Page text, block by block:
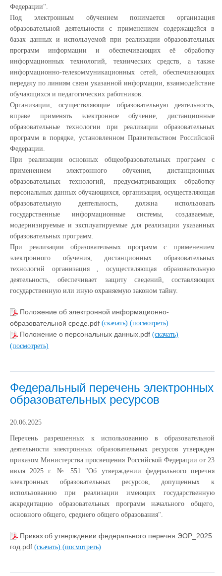
Федерации".
Под электронным обучением понимается организация
образовательной деятельности с применением содержащейся в
базах данных и используемой при реализации образовательных
программ информации и обеспечивающих её обработку
информационных технологий, технических средств, а также
информационно-телекоммуникационных сетей, обеспечивающих
передачу по линиям связи указанной информации, взаимодействие
обучающихся и педагогических работников.
Организации, осуществляющие образовательную деятельность,
вправе применять электронное обучение, дистанционные
образовательные технологии при реализации образовательных
программ в порядке, установленном Правительством Российской
Федерации.
При реализации основных общеобразовательных программ с
применением электронного обучения, дистанционных
образовательных технологий, предусматривающих обработку
персональных данных обучающихся, организация, осуществляющая
образовательную деятельность, должна использовать
государственные информационные системы, создаваемые,
модернизируемые и эксплуатируемые для реализации указанных
образовательных программ.
При реализации образовательных программ с применением
электронного обучения, дистанционных образовательных
технологий организация , осуществляющая образовательную
деятельность, обеспечивает защиту сведений, составляющих
государственную или иную охраняемую законом тайну.
Положение об электронной информационно-
образовательной среде.pdf (скачать) (посмотреть)
Положение о персональных данных.pdf (скачать)
(посмотреть)
Федеральный перечень электронных
образовательных ресурсов
20.06.2025
Перечень разрешенных к использованию в образовательной
деятельности электронных образовательных ресурсов утвержден
приказом Министерства просвещения Российской Федерации от 23
июля 2025 г. № 551 "Об утверждении федерального перечня
электронных образовательных ресурсов, допущенных к
использованию при реализации имеющих государственную
аккредитацию образовательных программ начального общего,
основного общего, среднего общего образования".
Приказ об утверждении федерального перечня ЭОР_2025
год.pdf (скачать) (посмотреть)